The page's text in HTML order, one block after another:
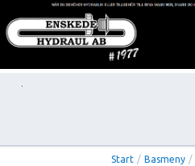
Start / Basmeny /